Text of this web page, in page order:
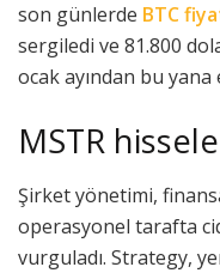
son günlerde BTC
sergiledi ve 81.800
ocak ayından bu yana
MSTR
Şirket yönetimi,
operasyonel tarafta
vurguladı. Strategy,